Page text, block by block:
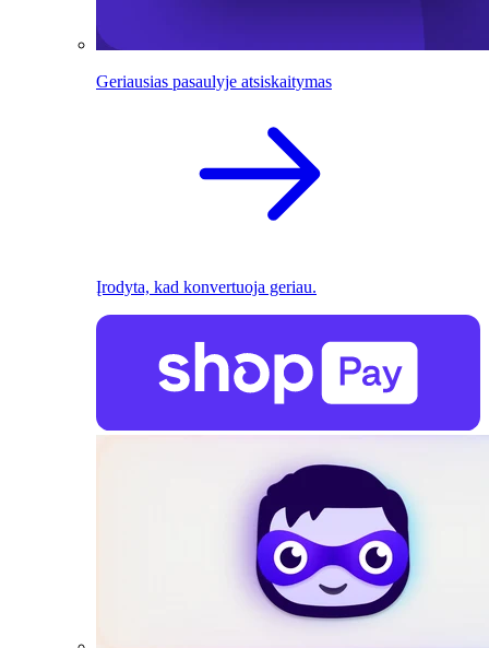
Geriausias pasaulyje atsiskaitymas
Įrodyta, kad konvertuoja geriau.